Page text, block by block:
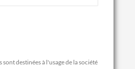
sont destinées à l'usage de la société